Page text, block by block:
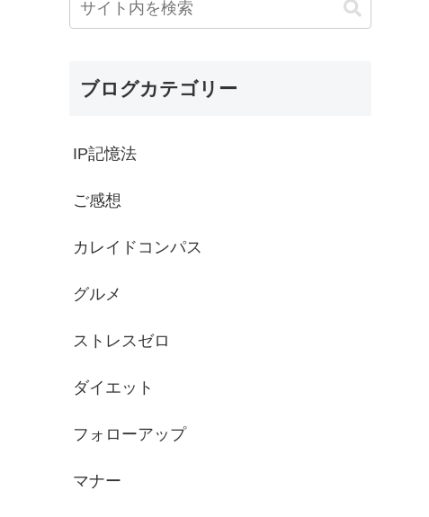
ブログカテゴリー
IP記憶法
ご感想
カレイドコンパス
グルメ
ストレスゼロ
ダイエット
フォローアップ
マナー